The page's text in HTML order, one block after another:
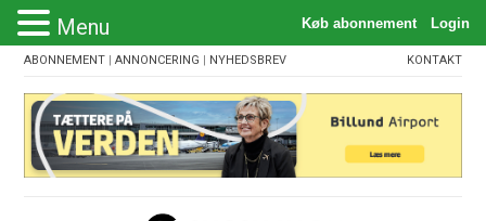
ABONNEMENT |ANNONCERING | NYHEDSBREV KONTAKT
Menu